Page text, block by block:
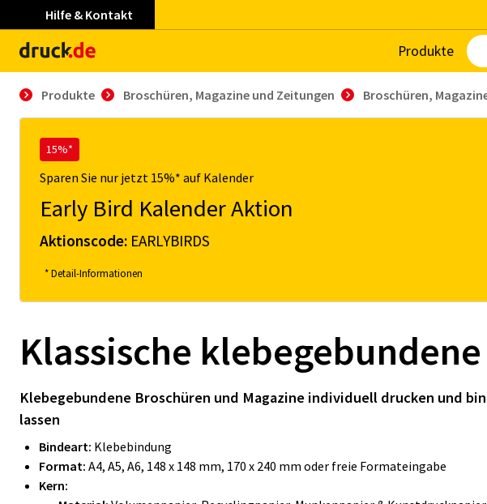
Hilfe & Kontakt
Pro­duk­te
Produkte Broschüren, Magazine und Zeitungen Broschüren,
15%*
Sparen Sie nur jetzt 15%* auf Kalender
Early Bird Kalender Aktion
Aktionscode: EARLYBIRDS
* Detail-Informationen
Klassische
Kle­be­ge­bun­de­ne Bro­schü­ren und Ma­ga­zi­ne individuell drucken und
lassen
Bindeart: Klebebindung
Format: A4, A5, A6, 148 x 148 mm, 170 x 240 mm oder freie Formateingabe
Kern: